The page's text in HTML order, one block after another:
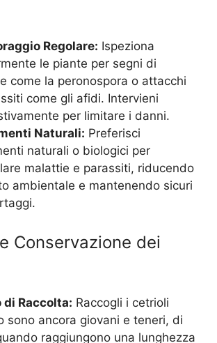
Regolare: Ispeziona
le piante per segni di
come la peronospora o attacchi
come gli afidi. Intervieni
per limitare i danni.
Naturali: Preferisci
naturali o biologici per
malattie e parassiti, riducendo
ambientale e mantenendo sicuri
Conservazione dei
di Raccolta: Raccogli i cetrioli
sono ancora giovani e teneri, di
raggiungono una lunghezza